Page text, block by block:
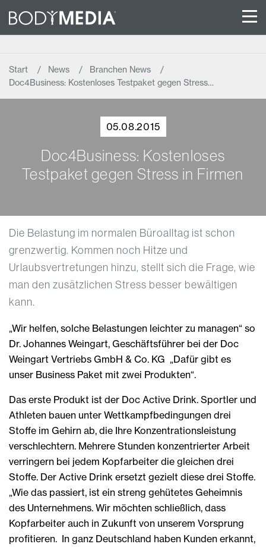
Start News
Branchen News
Doc4Business: Kostenloses Testpaket gegen Stress…
05.08.2015
Doc4Business: Kostenloses
Testpaket gegen Stress in Firmen
Die Belastung im normalen Büroalltag ist schon
grenzwertig. Kommen noch Hitze und
Urlaubsvertretungen hinzu, stellt sich die Frage, wie
man den zusätzlichen Stress besser bewältigen
kann.
„Wir helfen, solche Belastungen leichter zu managen“ so
Dr. Johannes Weingart, Geschäftsführer bei der Doc
Weingart Vertriebs GmbH & Co. KG „Dafür gibt es
unser Business Paket mit zwei Produkten“.
Das erste Produkt ist der Doc Active Drink. Sportler und
Athleten bauen unter Wettkampfbedingungen drei
Stoffe im Gehirn ab, die Ihre Konzentrationsleistung
verschlechtern. Mehrere Stunden konzentrierter Arbeit
verringern bei jedem Kopfarbeiter die gleichen drei
Stoffe. Der Active Drink ersetzt gezielt diese drei Stoffe.
„Wie das passiert, ist ein streng gehütetes Geheimnis
des Unternehmens. Wir möchten schließlich, dass
Kopfarbeiter auch in Zukunft von unserem Vorsprung
profitieren. In ganz Deutschland haben Kunden erkannt,